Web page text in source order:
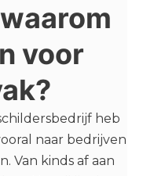
voor
heb
naar bedrijven
Van kinds af aan